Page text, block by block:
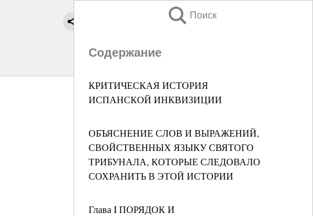
Поиск
Содержание
КРИТИЧЕСКАЯ ИСТОРИЯ
ИСПАНСКОЙ ИНКВИЗИЦИИ
ОБЪЯСНЕНИЕ СЛОВ И ВЫРАЖЕНИЙ,
СВОЙСТВЕННЫХ ЯЗЫКУ СВЯТОГО
ТРИБУНАЛА, КОТОРЫЕ СЛЕДОВАЛО
СОХРАНИТЬ В ЭТОЙ ИСТОРИИ
Глава I ПОРЯДОК И